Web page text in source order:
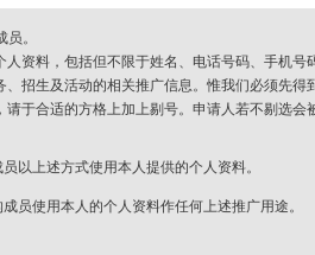
。
资料，包括但不限于姓名、电话号码、手机
招生及活动的相关推广信息。惟我们必须先
于合适的方格上加上剔号。申请人若不剔选
以上述方式使用本人提供的个人资料。
员使用本人的个人资料作任何上述推广用途。